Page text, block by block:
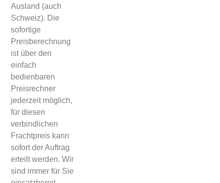
Ausland (auch
Schweiz). Die
sofortige
Preisberechnung
ist über den
einfach
bedienbaren
Preisrechner
jederzeit möglich,
für diesen
verbindlichen
Frachtpreis kann
sofort der Auftrag
erteilt werden. Wir
sind immer für Sie